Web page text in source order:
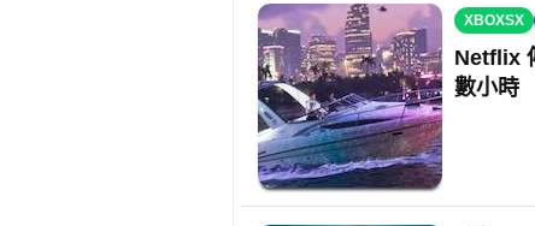
XBOXSX
Netflix
數小時